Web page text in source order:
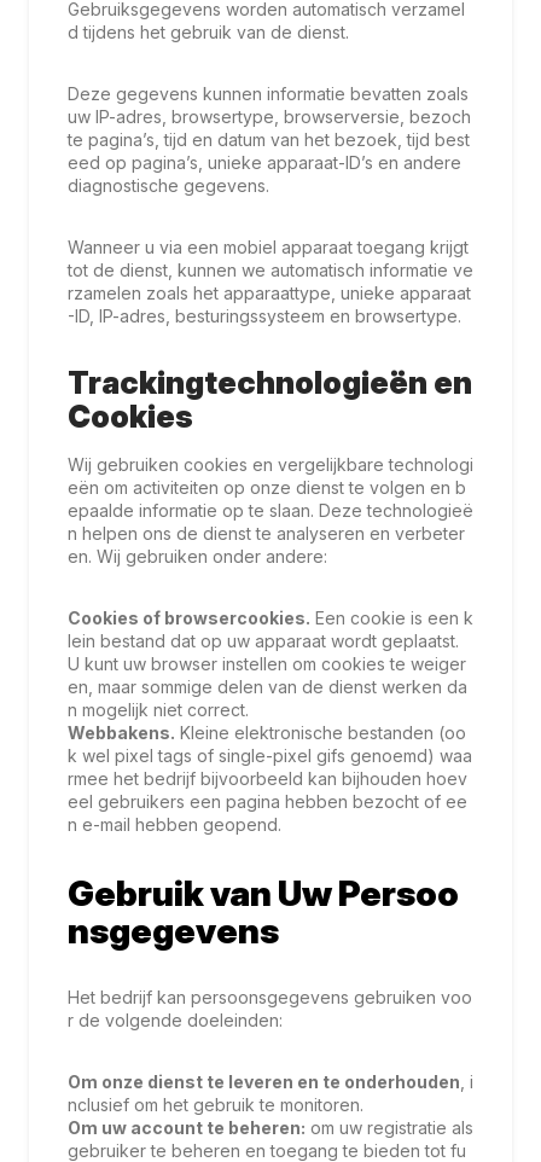
Gebruiksgegevens worden automatisch verzamel
d tijdens het gebruik van de dienst.
Deze gegevens kunnen informatie bevatten zoals
uw IP-adres, browsertype, browserversie, bezoch
te pagina’s, tijd en datum van het bezoek, tijd best
eed op pagina’s, unieke apparaat-ID’s en andere
diagnostische gegevens.
Wanneer u via een mobiel apparaat toegang krijgt
tot de dienst, kunnen we automatisch informatie ve
rzamelen zoals het apparaattype, unieke apparaat
-ID, IP-adres, besturingssysteem en browsertype.
Trackingtechnologieën en
Cookies
Wij gebruiken cookies en vergelijkbare technologi
eën om activiteiten op onze dienst te volgen en b
epaalde informatie op te slaan. Deze technologieë
n helpen ons de dienst te analyseren en verbeter
en. Wij gebruiken onder andere:
Cookies of browsercookies. Een cookie is een k
lein bestand dat op uw apparaat wordt geplaatst.
U kunt uw browser instellen om cookies te weiger
en, maar sommige delen van de dienst werken da
n mogelijk niet correct.
Webbakens. Kleine elektronische bestanden (oo
k wel pixel tags of single-pixel gifs genoemd) waa
rmee het bedrijf bijvoorbeeld kan bijhouden hoev
eel gebruikers een pagina hebben bezocht of ee
n e-mail hebben geopend.
Gebruik van Uw Persoo
nsgegevens
Het bedrijf kan persoonsgegevens gebruiken voo
r de volgende doeleinden:
Om onze dienst te leveren en te onderhouden , i
nclusief om het gebruik te monitoren.
Om uw account te beheren: om uw registratie als
gebruiker te beheren en toegang te bieden tot fu